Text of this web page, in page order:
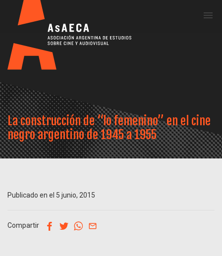
La construcción de “lo femenino” en el cine
negro argentino de 1945 a 1955
Publicado en el 5 junio, 2015
Compartir facebook
twitterwhatsapp